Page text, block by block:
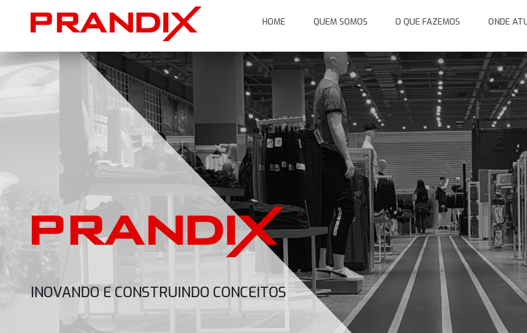
HOME QUEM SOMOS O QUE FAZEMOS ONDE
INOVANDO E CONSTRUINDO CONCEITOS